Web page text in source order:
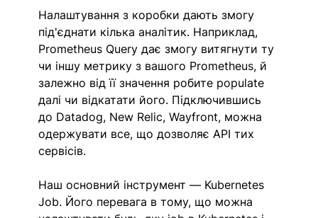
Налаштування з коробки дають змогу
під'єднати кілька аналітик. Наприклад,
Prometheus Query дає змогу витягнути ту
чи іншу метрику з вашого Prometheus, й
залежно від її значення робите populate
далі чи відкатати його. Підключившись
до Datadog, New Relic, Wayfront, можна
одержувати все, що дозволяє API тих
сервісів.
Наш основний інструмент — Kubernetes
Job. Його перевага в тому, що можна